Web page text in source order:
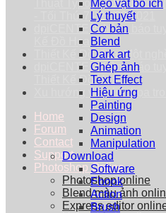
Thuật Typography trong
- Tối Thứ 7 - 25/09/2021
dpiCENTER thông báo
Kế Đồ Họa
Thiết Kế Đồ Họa: Một
dpiCENTER thông báo
Thiết Kế Đồ Họa
Xu hướng vẽ minh họa
Home
Forum
Contact
Support
Photoshop Online
Photoshop online
Blend màu ảnh
Express editor
Mẹo vặt bổ ích
Lý thuyết
Cơ bản
Blend
Dark art
Ghép ảnh
Text Effect
Hiệu ứng
Painting
Design
Animation
Manipulation
Download
Software
Ebook
Action
Brush